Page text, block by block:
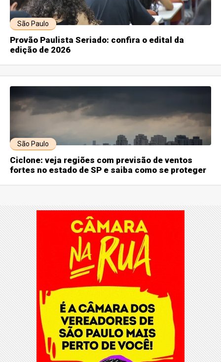
São Paulo
Provão Paulista Seriado: confira o edital da
edição de 2026
São Paulo
Ciclone: veja regiões com previsão de ventos
fortes no estado de SP e saiba como se proteger